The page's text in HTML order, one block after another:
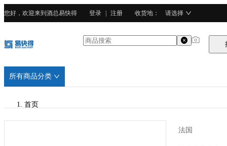
您好，欢迎来到酒总易快得 登录 注册 收货地 ： 请选择
所有商品分类
首页
法国